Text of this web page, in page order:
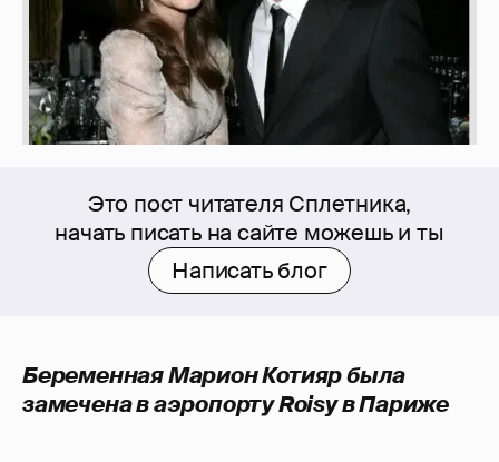
Это пост читателя Сплетника,
начать писать на сайте можешь и ты
Написать блог
Беременная Марион Котияр былa
замеченa в аэропорту Roisy в Париже